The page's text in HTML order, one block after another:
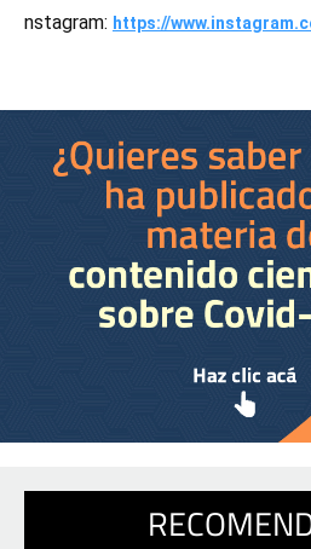
nstagram: https://